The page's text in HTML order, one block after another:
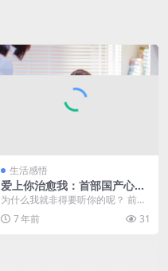
生活感悟
爱上你治愈我：首部国产心理
治愈剧打脸多少中国家庭
为什么我就非得要听你的呢？ 前几
天，我在后台收到一条求助留言。2
5岁的她，最近特...
7 年前 31